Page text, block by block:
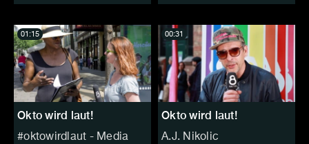
Okto wird laut!
#oktowirdlaut - Media
01:15
Okto wird laut!
A.J. Nikolic
00:31